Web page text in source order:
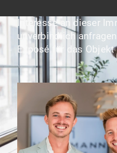
Interesse an dieser
unverbindlich
Exposé für das